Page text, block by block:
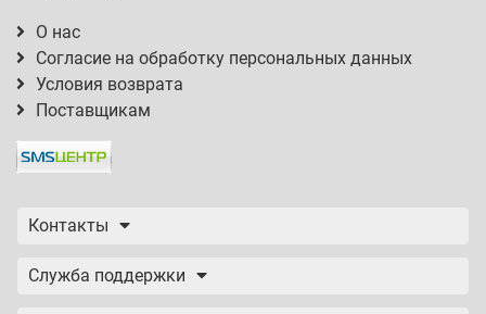
О нас
Согласие на обработку персональных данных
Условия возврата
Поставщикам
Контакты
Служба поддержки